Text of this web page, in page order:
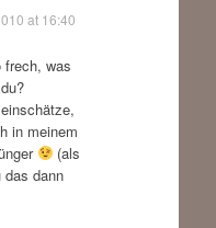
at 16:40
was
in meinem
(als
dann